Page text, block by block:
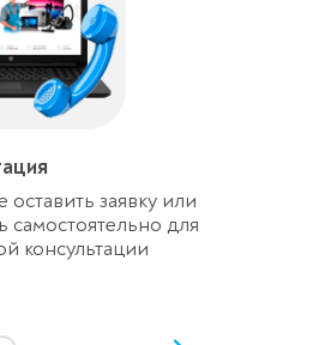
заявку или
самостоятельно для
консультации